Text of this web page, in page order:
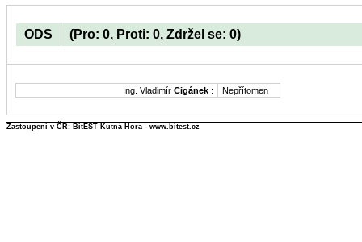
ODS (Pro: 0, Proti: 0, Zdržel se: 0)
Ing. Vladimír Cigánek : Nepřítomen
Zastoupení v ČR: BitEST Kutná Hora - www.bitest.cz